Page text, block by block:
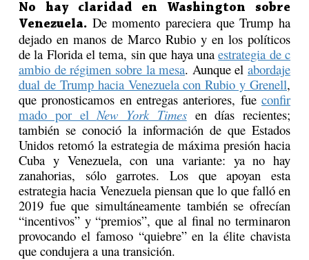
No hay claridad en Washington sobre
Venezuela. De momento pareciera que Trump ha
dejado en manos de Marco Rubio y en los políticos
de la Florida el tema, sin que haya unaestrategia de c
ambio de régimen sobre la mesa. Aunque el abordaje
dual de Trump hacia Venezuela con Rubio y Grenell,
que pronosticamos en entregas anteriores, fue confir
mado por el New York Timesen días recientes;
también se conoció la información de que Estados
Unidos retomó la estrategia de máxima presión hacia
Cuba y Venezuela, con una variante: ya no hay
zanahorias, sólo garrotes. Los que apoyan esta
estrategia hacia Venezuela piensan que lo que falló en
2019 fue que simultáneamente también se ofrecían
“incentivos” y “premios”, que al final no terminaron
provocando el famoso “quiebre” en la élite chavista
que condujera a una transición.